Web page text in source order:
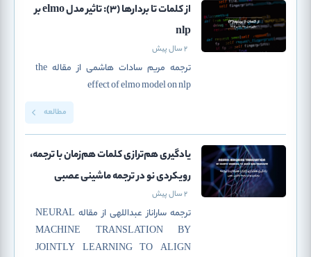
از کلمات تا بردارها (3): تاثیر مدل elmo بر
nlp
2 سال پیش
ترجمه مریم سادات هاشمی از مقاله the
effect of elmo model on nlp
مطالعه
یادگیری هم‌ترازی کلمات هم‌زمان با ترجمه،
رویکردی نو در ترجمه ماشینی عصبی
2 سال پیش
ترجمه ساراناز عبداللهی از مقاله NEURAL
MACHINE TRANSLATION BY
JOINTLY LEARNING TO ALIGN